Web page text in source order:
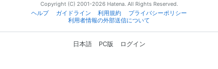
Copyright (C) 2001-2026 Hatena. All Rights Reserved.
ヘルプ
ガイドライン 利用規約
プライバシーポリシー
利用者情報の外部送信について
日本語 PC版 ログイン